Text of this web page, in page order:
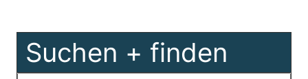
Suchen + finden